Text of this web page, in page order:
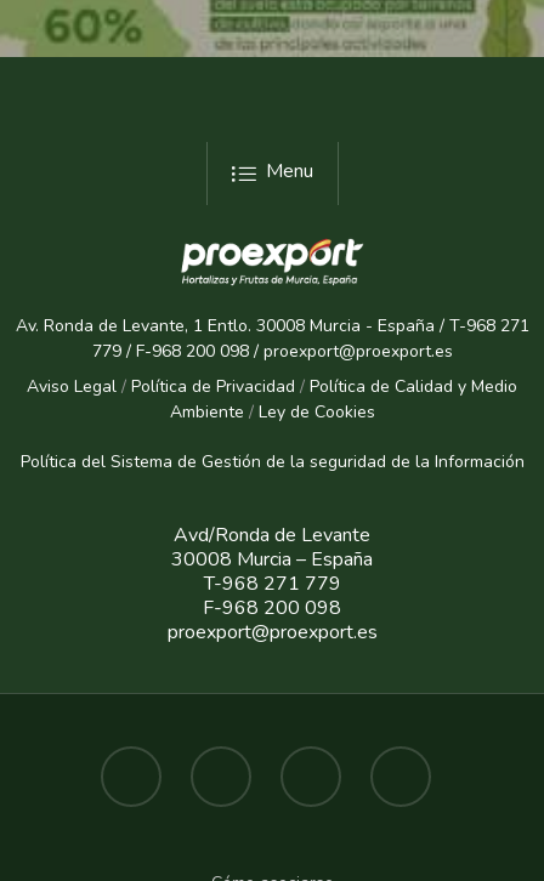
Menu
Av. Ronda de Levante, 1 Entlo. 30008 Murcia - España / T-968 271
779 / F-968 200 098 / proexport@proexport.es
Aviso Legal / Política de Privacidad / Política de Calidad y Medio
Ambiente / Ley de Cookies
Política del Sistema de Gestión de la seguridad de la Información
Avd/Ronda de Levante
30008 Murcia – España
T-968 271 779
F-968 200 098
proexport@proexport.es